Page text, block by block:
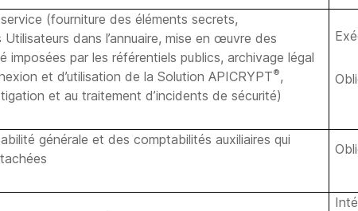
(fourniture des éléments secrets,
dans l’annuaire, mise en œuvre des
imposées par les référentiels publics, archivage légal
et d’utilisation de la Solution APICRYPT®,
et au traitement d’incidents de sécurité)
générale et des comptabilités auxiliaires qui